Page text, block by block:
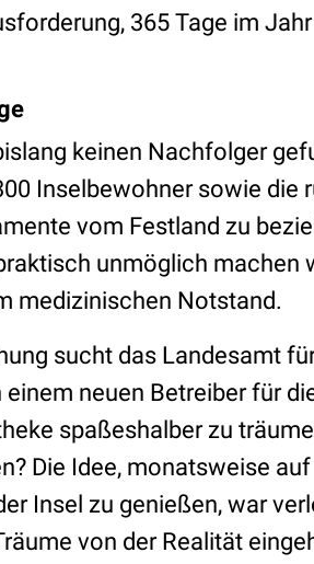
365 Tage im
keinen Nachfolger
Inselbewohner sowie die
vom Festland zu
unmöglich machen
medizinischen Notstand.
sucht das Landesamt
neuen Betreiber für
spaßeshalber zu
Die Idee, monatsweise
Insel zu genießen, war
von der Realität